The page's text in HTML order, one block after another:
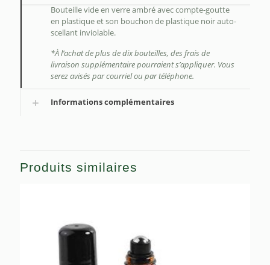
Bouteille vide en verre ambré avec compte-goutte
en plastique et son bouchon de plastique noir auto-
scellant inviolable.
*À l’achat de plus de dix bouteilles, des frais de
livraison supplémentaire pourraient s’appliquer. Vous
serez avisés par courriel ou par téléphone.
Informations complémentaires
Produits similaires